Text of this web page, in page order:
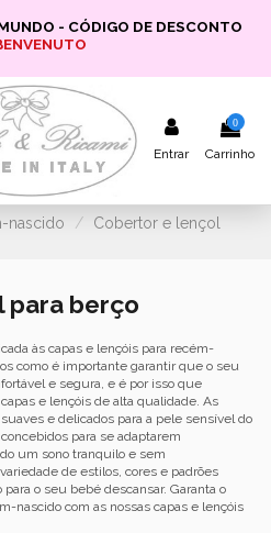
- CÓDIGO DE DESCONTO
Entrar
0
Carrinho
nascido
Cobertor e lençol
para berço
às capas e lençóis para recém-
como é importante garantir que o seu
e segura, e é por isso que
e lençóis de alta qualidade. As
e delicados para a pele sensível do
para se adaptarem
um sono tranquilo e sem
de estilos, cores e padrões
o seu bebé descansar. Garanta o
nascido com as nossas capas e lençóis